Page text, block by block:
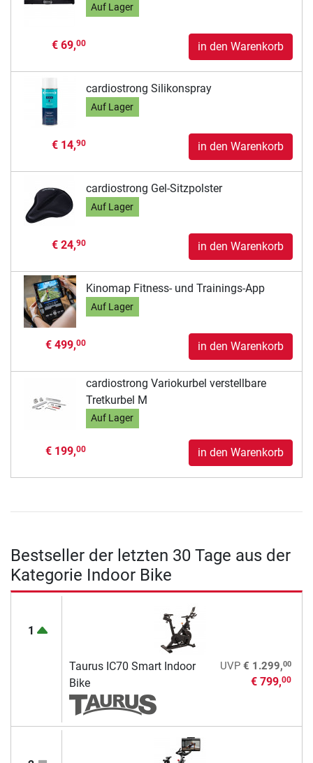
Auf Lager
€ 69,00 in den Warenkorb
cardiostrong Silikonspray
Auf Lager
€ 14,90 in den Warenkorb
cardiostrong Gel-Sitzpolster
Auf Lager
€ 24,90 in den Warenkorb
Kinomap Fitness- und Trainings-App
Auf Lager
€ 499,00 in den Warenkorb
cardiostrong Variokurbel verstellbare
Tretkurbel M
Auf Lager
€ 199,00 in den Warenkorb
Bestseller der letzten 30 Tage aus der
Kategorie Indoor Bike
1
Taurus IC70 Smart Indoor
Bike
UVP € 1.299,00
€ 799,00